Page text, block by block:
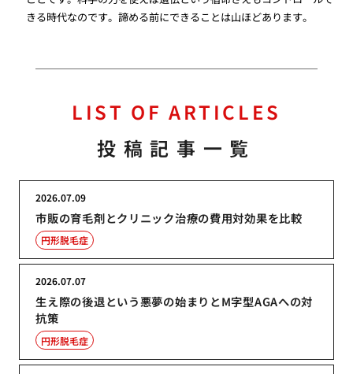
きる時代なのです。諦める前にできることは山ほどあります。
LIST OF ARTICLES
投稿記事一覧
市販の育毛剤とクリニック治療の費用対効果を比較
2026.07.09
円形脱毛症
生え際の後退という悪夢の始まりとM字型AGAへの対
抗策
2026.07.07
円形脱毛症